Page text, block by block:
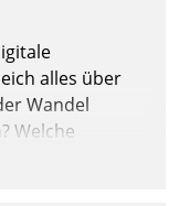
alles über
Wandel
Welche